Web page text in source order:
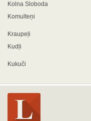
Kolna Sloboda
Komulteņi
Kraupeļi
Kudļi
Kukuči